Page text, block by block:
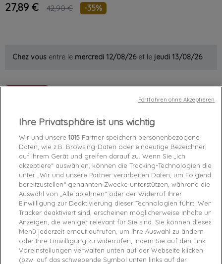
27,89 € 42,90 € -35%
Chez vous entre le mercredi 12/08/26et le jeudi 13/08/26
Garanties sécurité (à modifier dans le module
"Réassurance")
Politique de livraison (à modifier dans le module
"Réassurance")
Politique retours (à modifier dans le module
"Réassurance")
Caractéristiques produit
Product Details Produktsicherheitsverordnung (GPSR)
Ihre Privatsphäre ist uns wichtig
Wir und unsere1015 Partner speichern personenbezogene
Daten, wie z.B. Browsing-Daten oder eindeutige Bezeichner,
auf Ihrem Gerät und greifen darauf zu. Wenn Sie „Ich
akzeptiere“ auswählen, können die Tracking-Technologien die
unter „Wir und unsere Partner verarbeiten Daten, um Folgendes
bereitzustellen“ genannten Zwecke unterstützen, während die
Auswahl von „Alle ablehnen“ oder der Widerruf Ihrer
Einwilligung zur Deaktivierung dieser Technologien führt. Wenn
Tracker deaktiviert sind, erscheinen möglicherweise Inhalte und
Anzeigen, die weniger relevant für Sie sind. Sie können dieses
Menü jederzeit erneut aufrufen, um Ihre Auswahl zu ändern
oder Ihre Einwilligung zu widerrufen, indem Sie auf den Link
Voreinstellungen verwalten unten auf der Webseite klicken
(bzw. auf das schwebende Symbol unten links auf der
Fortfahren ohne Akzeptieren